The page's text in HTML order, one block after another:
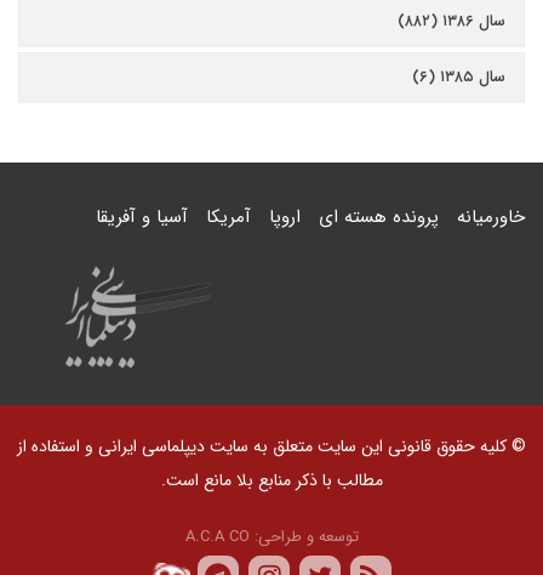
سال ۱۳۸۶ (۸۸۲)
سال ۱۳۸۵ (۶)
خاورمیانه پرونده هسته ای اروپا آمریکا آسیا و آفریقا
© کلیه حقوق قانونی این سایت متعلق به سایت دیپلماسی ایرانی و استفاده از
مطالب با ذکر منابع بلا مانع است.
توسعه و طراحی: A.C.A CO